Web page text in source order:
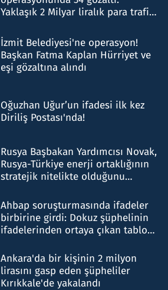
Yaklaşık 2 Milyar liralık para trafiği
İzmit Belediyesi'ne operasyon!
Başkan Fatma Kaplan Hürriyet ve
eşi gözaltına alındı
Oğuzhan Uğur’un ifadesi ilk kez
Diriliş Postası'nda!
Rusya Başbakan Yardımcısı Novak,
Rusya-Türkiye enerji ortaklığının
stratejik nitelikte olduğunu
Ahbap soruşturmasında ifadeler
birbirine girdi: Dokuz şüphelinin
ifadelerinden ortaya çıkan tablo
Ankara'da bir kişinin 2 milyon
lirasını gasp eden şüpheliler
Kırıkkale'de yakalandı